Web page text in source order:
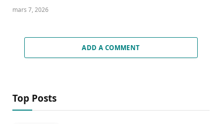
mars 7, 2026
ADD A COMMENT
Top Posts